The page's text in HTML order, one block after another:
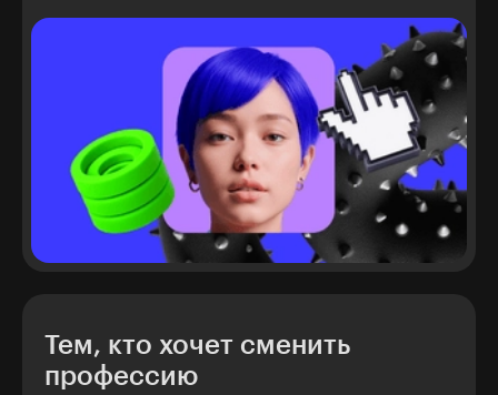
Тем, кто хочет сменить
профессию